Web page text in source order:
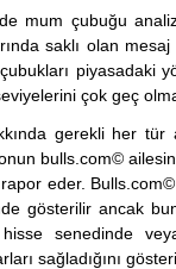
mum çubuğu
saklı olan mesaj
piyasadaki
çok geç
gerekli her tür
bulls.com©
eder.
gösterilir ancak
senedinde
sağladığını